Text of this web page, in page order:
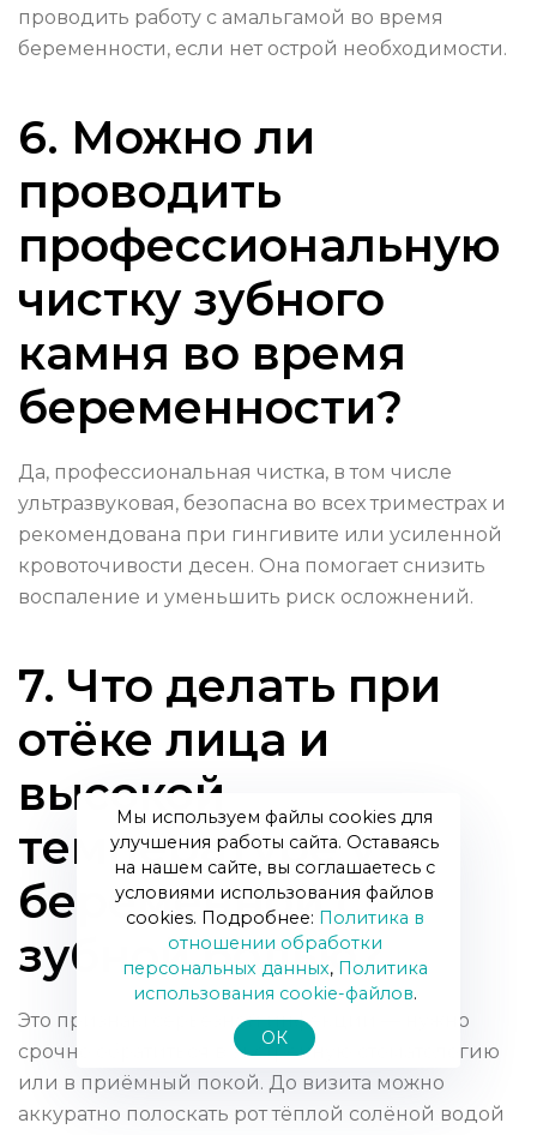
проводить работу с амальгамой во время
беременности, если нет острой необходимости.
6. Можно ли
проводить
профессиональную
чистку зубного
камня во время
беременности?
Да, профессиональная чистка, в том числе
ультразвуковая, безопасна во всех триместрах и
рекомендована при гингивите или усиленной
кровоточивости десен. Она помогает снизить
воспаление и уменьшить риск осложнений.
7. Что делать при
отёке лица и
высокой
температуре у
беременной с
зубной болью?
Это признакі серьёзной инфекции — нужно
срочно обратиться в экстренную стоматологию
или в приёмный покой. До визита можно
аккуратно полоскать рот тёплой солёной водой
Мы используем файлы cookies для
улучшения работы сайта. Оставаясь
на нашем сайте, вы соглашаетесь с
условиями использования файлов
cookies. Подробнее: Политика в
отношении обработки
персональных данных, Политика
использования сookie-файлов.
ОК